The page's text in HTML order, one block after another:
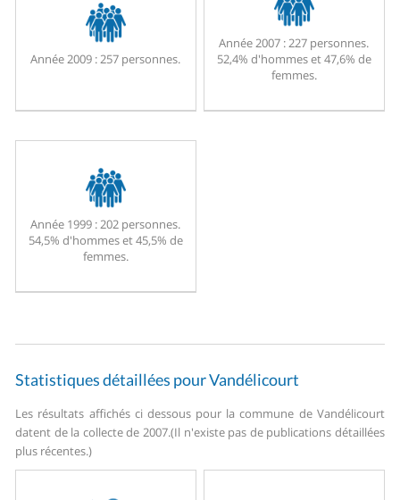
Année 2009 :257 personnes.
Année 2007 :227 personnes.
52,4% d'hommes et 47,6% de
femmes.
Année 1999 :202 personnes.
54,5% d'hommes et 45,5% de
femmes.
Statistiques détaillées pour Vandélicourt
Les résultats affichés ci dessous pour la commune de Vandélicourt
datent de la collecte de 2007.(Il n'existe pas de publications détaillées
plus récentes.)